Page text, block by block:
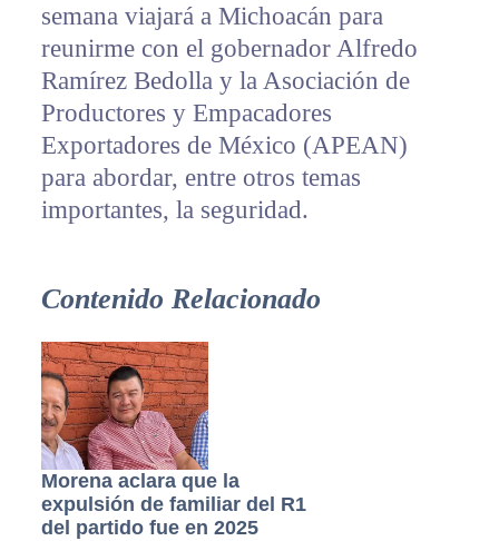
semana viajará a Michoacán para
reunirme con el gobernador Alfredo
Ramírez Bedolla y la Asociación de
Productores y Empacadores
Exportadores de México (APEAN)
para abordar, entre otros temas
importantes, la seguridad.
Contenido Relacionado
Morena aclara que la
expulsión de familiar del R1
del partido fue en 2025